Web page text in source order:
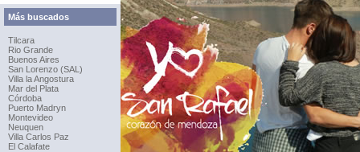
Más buscados
Tilcara
Rio Grande
Buenos Aires
San Lorenzo (SAL)
Villa la Angostura
Mar del Plata
Córdoba
Puerto Madryn
Montevideo
Neuquen
Villa Carlos Paz
El Calafate